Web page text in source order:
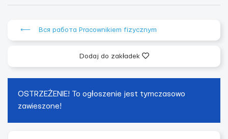
⟵ Вся работа Pracownikiem fizycznym
Dodaj do zakładek
OSTRZEŻENIE! To ogłoszenie jest tymczasowo
zawieszone!